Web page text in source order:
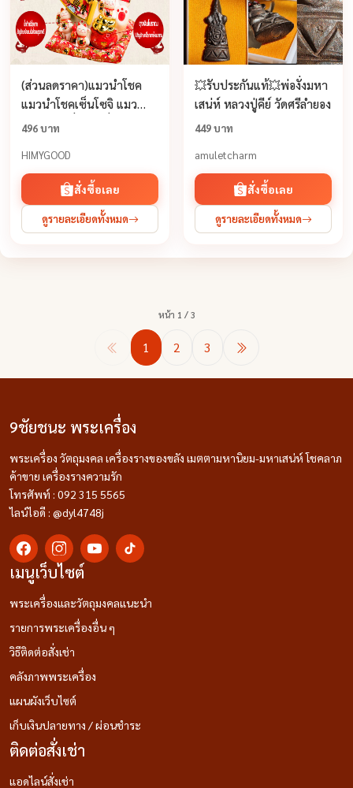
(ส่วนลดราคา)แมวนำโชค
แมวนำโชคเซ็นโซจิ แมวนำ
โชคสไตล์ญี่ปุ่น เครื่องรางนำ
496 บาท
HIMYGOOD
สั่งซื้อเลย
ดูรายละเอียดทั้งหมด
💥รับประกันแท้💥พ่องั่งมหา
เสน่ห์ หลวงปู่คีย์ วัดศรีลำยอง
449 บาท
amuletcharm
สั่งซื้อเลย
ดูรายละเอียดทั้งหมด
หน้า 1 / 3
1 2 3
9ชัยชนะ พระเครื่อง
พระเครื่อง วัตถุมงคล เครื่องรางของขลัง เมตตามหานิยม-มหาเสน่ห์ โชคลาภ
ค้าขาย เครื่องรางความรัก
โทรศัพท์ : 092 315 5565
ไลน์ไอดี : @dyl4748j
เมนูเว็บไซต์
พระเครื่องและวัตถุมงคลแนะนำ
รายการพระเครื่องอื่น ๆ
วิธีติดต่อสั่งเช่า
คลังภาพพระเครื่อง
แผนผังเว็บไซต์
เก็บเงินปลายทาง / ผ่อนชำระ
ติดต่อสั่งเช่า
แอดไลน์สั่งเช่า